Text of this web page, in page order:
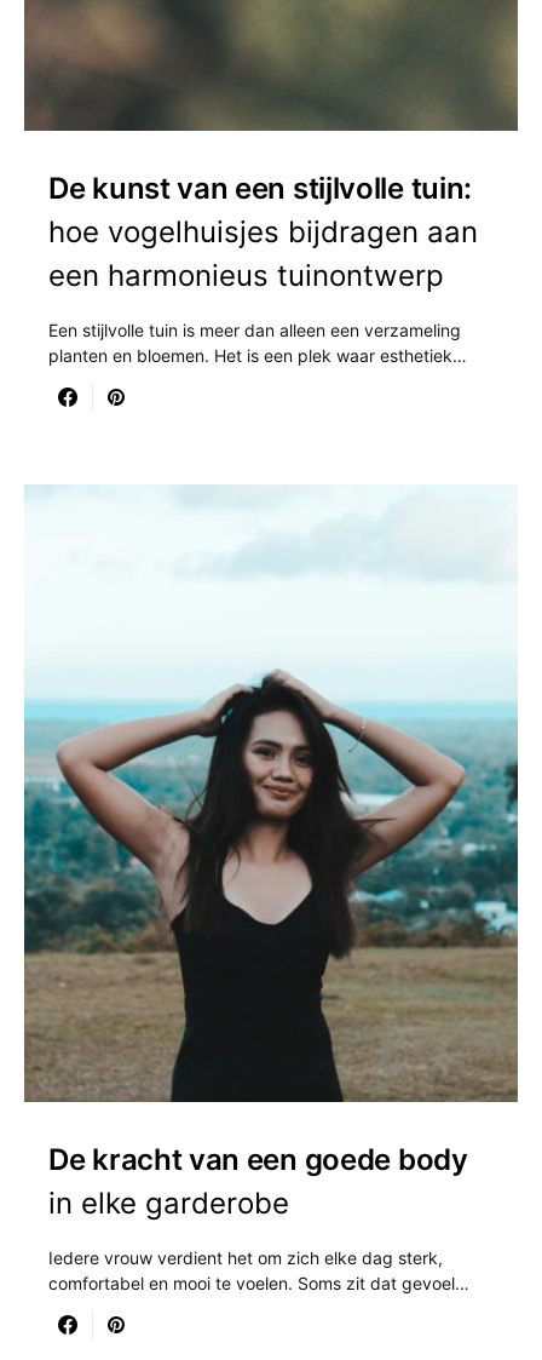
De kunst van een stijlvolle tuin:
hoe vogelhuisjes bijdragen aan
een harmonieus tuinontwerp
Een stijlvolle tuin is meer dan alleen een verzameling
planten en bloemen. Het is een plek waar esthetiek…
De kracht van een goede body
in elke garderobe
Iedere vrouw verdient het om zich elke dag sterk,
comfortabel en mooi te voelen. Soms zit dat gevoel…